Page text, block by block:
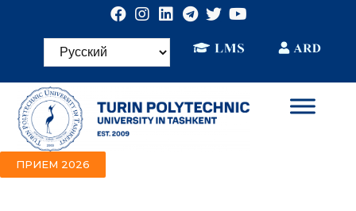
ПРИЕМ 2026